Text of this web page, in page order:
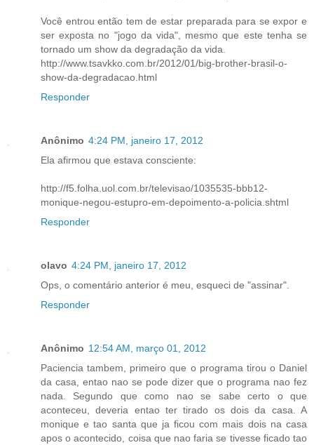
Você entrou então tem de estar preparada para se expor e
ser exposta no "jogo da vida", mesmo que este tenha se
tornado um show da degradação da vida.
http://www.tsavkko.com.br/2012/01/big-brother-brasil-o-
show-da-degradacao.html
Responder
Anônimo 4:24 PM, janeiro 17, 2012
Ela afirmou que estava consciente:
http://f5.folha.uol.com.br/televisao/1035535-bbb12-
monique-negou-estupro-em-depoimento-a-policia.shtml
Responder
olavo 4:24 PM, janeiro 17, 2012
Ops, o comentário anterior é meu, esqueci de "assinar".
Responder
Anônimo 12:54 AM, março 01, 2012
Paciencia tambem, primeiro que o programa tirou o Daniel
da casa, entao nao se pode dizer que o programa nao fez
nada. Segundo que como nao se sabe certo o que
aconteceu, deveria entao ter tirado os dois da casa. A
monique e tao santa que ja ficou com mais dois na casa
apos o acontecido, coisa que nao faria se tivesse ficado tao